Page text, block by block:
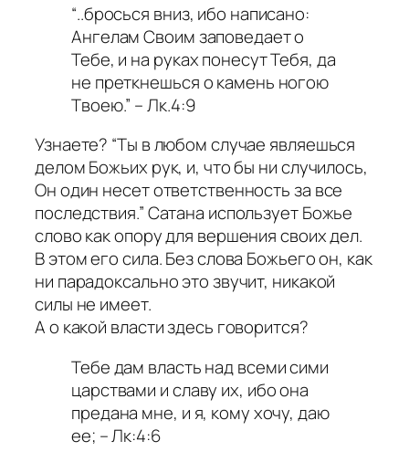
“..бросься вниз, ибо написано:
Ангелам Своим заповедает о
Тебе, и на руках понесут Тебя, да
не преткнешься о камень ногою
Твоею.” – Лк.4:9
Узнаете? “Ты в любом случае являешься
делом Божьих рук, и, что бы ни случилось,
Он один несет ответственность за все
последствия.” Сатана использует Божье
слово как опору для вершения своих дел.
В этом его сила. Без слова Божьего он, как
ни парадоксально это звучит, никакой
силы не имеет.
А о какой власти здесь говорится?
Тебе дам власть над всеми сими
царствами и славу их, ибо она
предана мне, и я, кому хочу, даю
ее; – Лк:4:6